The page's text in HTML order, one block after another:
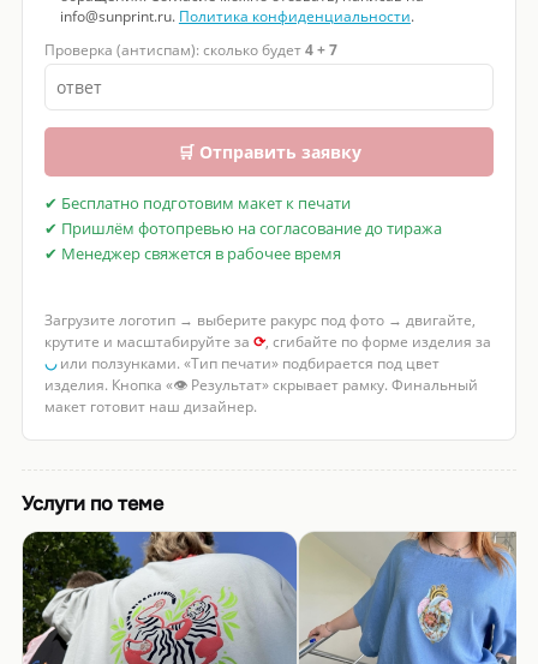
info@sunprint.ru. Политика конфиденциальности.
Проверка (антиспам): сколько будет4 + 7
🛒 Отправить заявку
✔ Бесплатно подготовим макет к печати
✔ Пришлём фотопревью на согласование до тиража
✔ Менеджер свяжется в рабочее время
Загрузите логотип → выберите ракурс под фото → двигайте,
крутите и масштабируйте за ⟳, сгибайте по форме изделия за
◡или ползунками. «Тип печати» подбирается под цвет
изделия. Кнопка «👁 Результат» скрывает рамку. Финальный
макет готовит наш дизайнер.
Услуги по теме